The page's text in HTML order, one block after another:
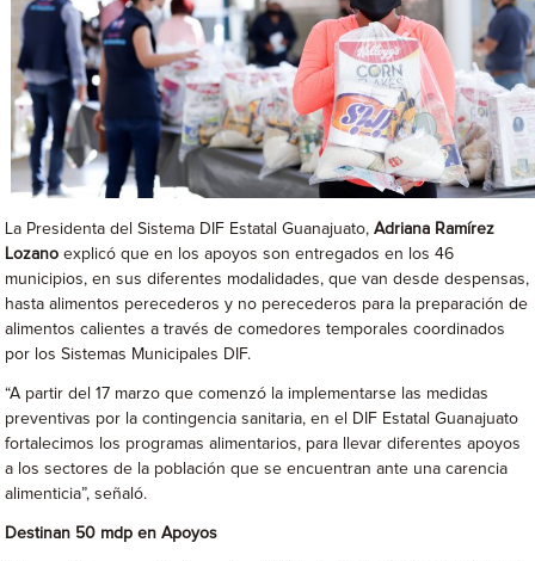
La Presidenta del Sistema DIF Estatal Guanajuato,Adriana Ramírez
Lozano explicó que en los apoyos son entregados en los 46
municipios, en sus diferentes modalidades, que van desde despensas,
hasta alimentos perecederos y no perecederos para la preparación de
alimentos calientes a través de comedores temporales coordinados
por los Sistemas Municipales DIF.
“A partir del 17 marzo que comenzó la implementarse las medidas
preventivas por la contingencia sanitaria, en el DIF Estatal Guanajuato
fortalecimos los programas alimentarios, para llevar diferentes apoyos
a los sectores de la población que se encuentran ante una carencia
alimenticia”, señaló.
Destinan 50 mdp en Apoyos